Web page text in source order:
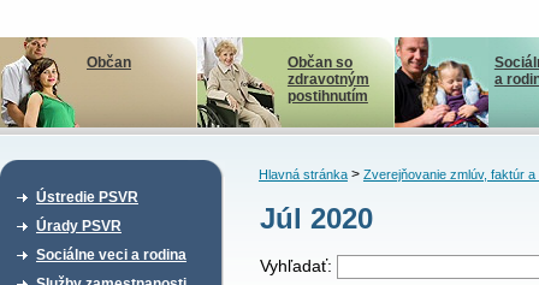
Občan
Občan so
zdravotným
postihnutím
a
Ústredie PSVR
Úrady PSVR
Sociálne veci a rodina
Hlavná stránka> Zverejňovanie zmlúv, faktúr a
Júl 2020
Vyhľadať: